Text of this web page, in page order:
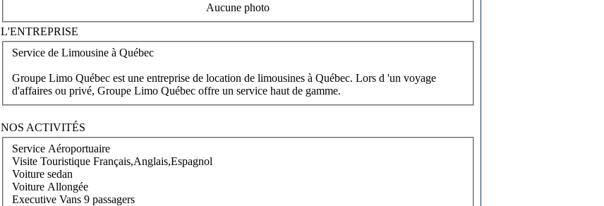
Aucune photo
L'ENTREPRISE
Service de Limousine à Québec
Groupe Limo Québec est une entreprise de location de limousines à Québec. Lors d 'un voyage
d'affaires ou privé, Groupe Limo Québec offre un service haut de gamme.
NOS ACTIVITÉS
Service Aéroportuaire
Visite Touristique Français,Anglais,Espagnol
Voiture sedan
Voiture Allongée
Executive Vans 9 passagers